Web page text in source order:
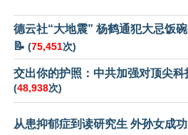
德云社“大地震” 杨鹤通犯大忌饭
📝 (75,451次)
交出你的护照：中共加强对顶尖
(48,938次)
从患抑郁症到读研究生 外孙女成